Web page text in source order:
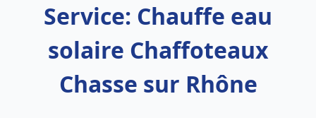
Service: Chauffe eau
solaire Chaffoteaux
Chasse sur Rhône